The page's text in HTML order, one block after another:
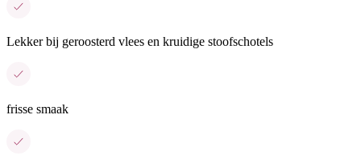
Lekker bij geroosterd vlees en kruidige stoofschotels
frisse smaak